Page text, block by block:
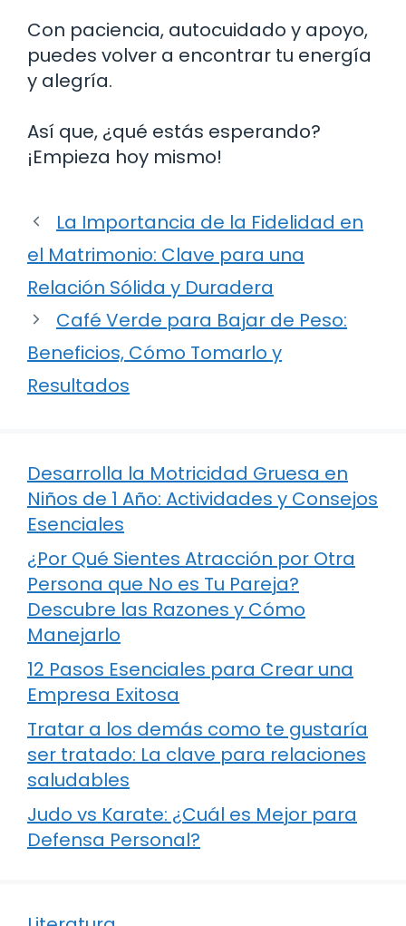
Con paciencia, autocuidado y apoyo,
puedes volver a encontrar tu energía
y alegría.
Así que, ¿qué estás esperando?
¡Empieza hoy mismo!
La Importancia de la Fidelidad en
el Matrimonio: Clave para una
Relación Sólida y Duradera
Café Verde para Bajar de Peso:
Beneficios, Cómo Tomarlo y
Resultados
Desarrolla la Motricidad Gruesa en
Niños de 1 Año: Actividades y Consejos
Esenciales
¿Por Qué Sientes Atracción por Otra
Persona que No es Tu Pareja?
Descubre las Razones y Cómo
Manejarlo
12 Pasos Esenciales para Crear una
Empresa Exitosa
Tratar a los demás como te gustaría
ser tratado: La clave para relaciones
saludables
Judo vs Karate: ¿Cuál es Mejor para
Defensa Personal?